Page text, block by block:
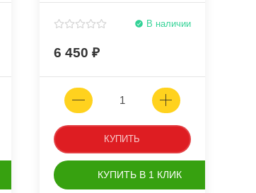
В наличии
6 450
КУПИТЬ
КУПИТЬ В 1 КЛИК